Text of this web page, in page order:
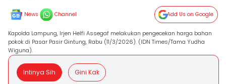
News Channel Add Us on Google
Kapolda Lampung, Irjen Helfi Assegaf melakukan pengecekan harga bahan
pokok di Pasar Pasir Gintung, Rabu (11/3/2026). (IDN Times/Tama Yudha
Wiguna).
Intinya Sih Gini Kak